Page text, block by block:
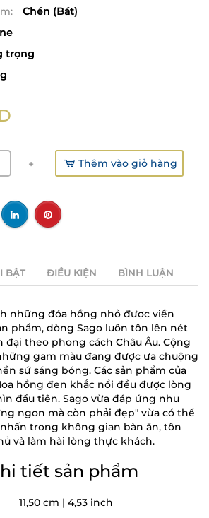
Chén (Bát)
trọng
+ Thêm vào giỏ hàng
BẬT ĐIỀU KIỆN BÌNH LUẬN
những đóa hồng nhỏ được viền
phẩm, dòng Sago luôn tôn lên nét
đại theo phong cách Châu Âu. Cộng
gam màu đang được ưa chuộng
sứ sáng bóng. Các sản phẩm của
hồng đen khắc nổi đều được lòng
đầu tiên. Sago vừa đáp ứng nhu
ngon mà còn phải đẹp" vừa có thể
trong không gian bàn ăn, tôn
và làm hài lòng thực khách.
tiết sản phẩm
11,50 cm | 4,53 inch